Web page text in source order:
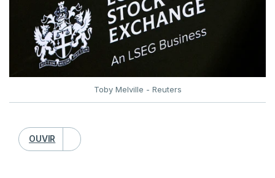
Toby Melville - Reuters
OUVIR